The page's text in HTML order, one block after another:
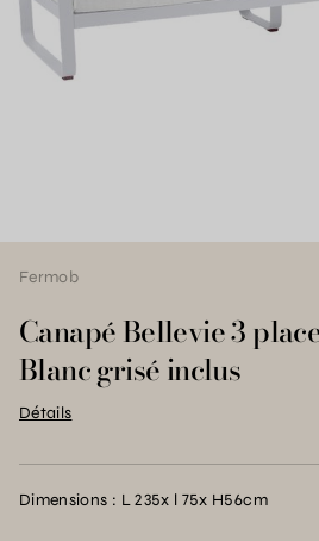
Fermob
Canapé Bellevie 3
Blanc grisé inclus
Détails
Dimensions : L 235x l 75x H56cm